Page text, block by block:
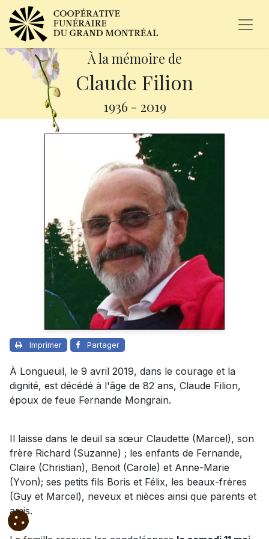
À la mémoire de
Claude Filion
1936 - 2019
Imprimer Partager
À Longueuil, le 9 avril 2019, dans le courage et la
dignité, est décédé à l'âge de 82 ans, Claude Filion,
époux de feue Fernande Mongrain.
Il laisse dans le deuil sa sœur Claudette (Marcel), son
frère Richard (Suzanne) ; les enfants de Fernande,
Claire (Christian), Benoit (Carole) et Anne-Marie
(Yvon); ses petits fils Boris et Félix, les beaux-frères
(Guy et Marcel), neveux et nièces ainsi que parents et
amis.